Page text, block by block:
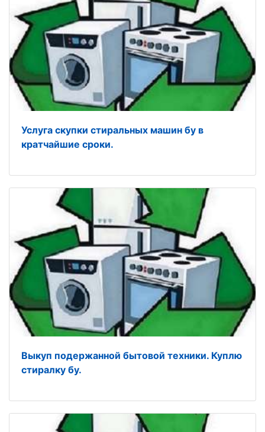
Услуга скупки стиральных машин бу в
кратчайшие сроки.
Выкуп подержанной бытовой техники. Куплю
стиралку бу.